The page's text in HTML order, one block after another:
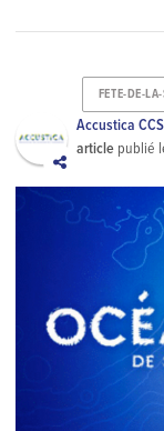
FETE-DE-
Accustica
article publié